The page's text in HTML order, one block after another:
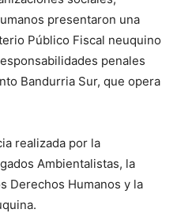
presentaron una
Público Fiscal neuquino
penales
Bandurria Sur, que opera
realizada por la
Ambientalistas, la
Derechos Humanos y la